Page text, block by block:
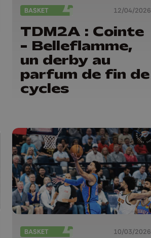
BASKET 12/04/2026
TDM2A : Cointe
- Belleflamme,
un derby au
parfum de fin de
cycles
BASKET 10/03/2026